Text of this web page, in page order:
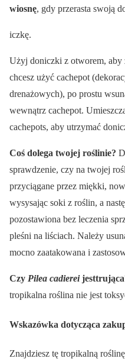
wiosnę, gdy przerasta swoją
iczkę.
Użyj doniczki z otworem, aby
chcesz użyć cachepot
drenażowych), po prostu
wewnątrz cachepot.
cachepots, aby utrzymać
Coś dolega twojej roślinie?
sprawdzenie, czy na twojej
przyciągane przez miękki,
wysysając soki z roślin, a
pozostawiona bez leczenia
pleśni na liściach. Należy
mocno zaatakowana i
Czy Pilea cadiereijest
tropikalna roślina nie jest
Wskazówka dotycząca
Znajdziesz tę tropikalną